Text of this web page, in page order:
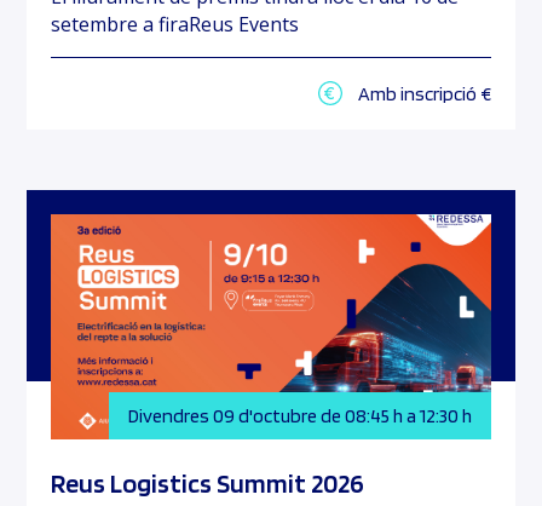
setembre a firaReus Events
Amb inscripció €
Divendres 09 d'octubre de 08:45 h a 12:30 h
Reus Logistics Summit 2026